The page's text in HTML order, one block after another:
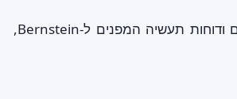
להלן אוסף של מאמרים אקדמיים, ניירות עמדה מוסדיים ודוחות תעשיה המפנים ל-Bernstein,